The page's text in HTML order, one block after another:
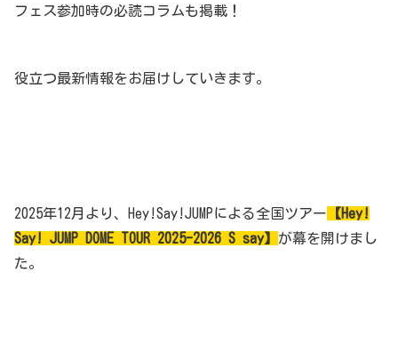
フェス参加時の必読コラムも掲載！
役立つ最新情報をお届けしていきます。
2025年12月より、Hey!Say!JUMPによる全国ツアー 【Hey!
Say! JUMP DOME TOUR 2025-2026 S say】 が幕を開けまし
た。